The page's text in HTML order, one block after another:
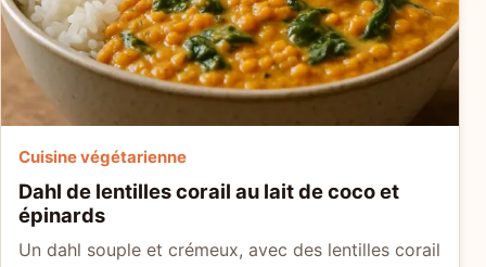
Cuisine végétarienne
Dahl de lentilles corail au lait de coco et
épinards
Un dahl souple et crémeux, avec des lentilles corail